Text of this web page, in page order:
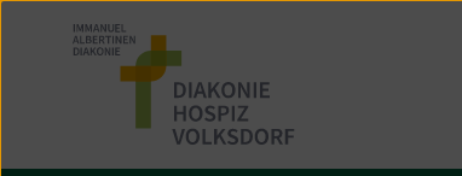
Zum
Seiteninhalt